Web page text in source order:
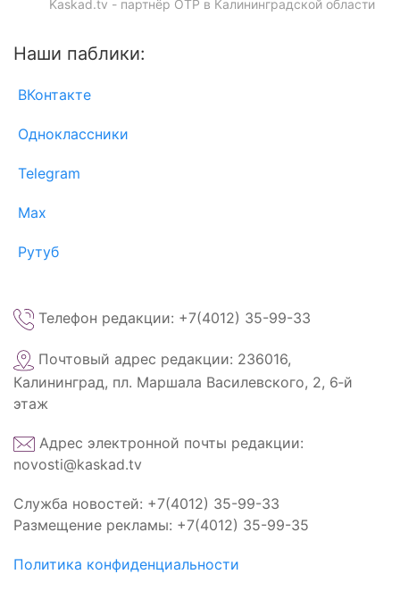
Kaskad.tv - партнёр ОТР в Калининградской области
Наши паблики:
ВКонтакте
Одноклассники
Telegram
Max
Рутуб
Телефон редакции: +7(4012) 35-99-33
Почтовый адрес редакции: 236016,
Калининград, пл. Маршала Василевского, 2, 6‑й
этаж
Адрес электронной почты редакции:
novosti@kaskad.tv
Служба новостей: +7(4012) 35-99-33
Размещение рекламы: +7(4012) 35-99-35
Политика конфиденциальности